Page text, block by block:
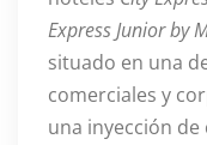
Express Junior by
situado en una
comerciales y
una inyección de